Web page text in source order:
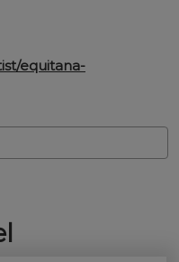
equitana-